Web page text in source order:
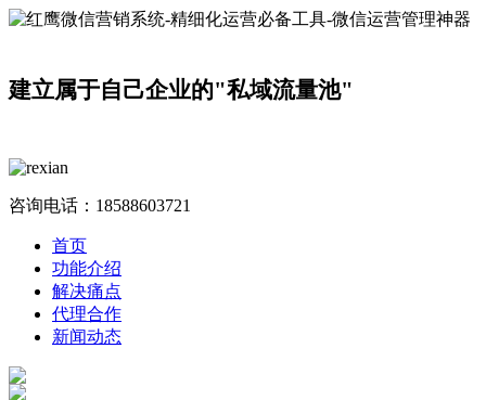
建立属于自己企业的"私域流量池"
咨询电话： 18588603721
首页
功能介绍
解决痛点
代理合作
新闻动态